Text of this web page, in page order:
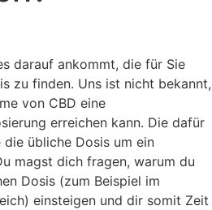
darauf ankommt, die für Sie
zu finden. Uns ist nicht bekannt,
von CBD eine
erreichen kann. Die dafür
übliche Dosis um ein
magst dich fragen, warum du
Dosis (zum Beispiel im
einsteigen und dir somit Zeit